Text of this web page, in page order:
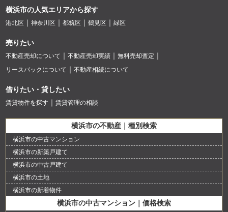
横浜市の人気エリアから探す
港北区 神奈川区 都筑区 鶴見区 緑区
売りたい
不動産売却について 不動産売却実績
無料売却査定
リースバックについて
不動産相続について
借りたい・貸したい
賃貸物件を探す 賃貸管理の相談
横浜市の不動産｜種別検索
横浜市の中古マンション
横浜市の新築戸建て
横浜市の中古戸建て
横浜市の土地
横浜市の新着物件
横浜市の中古マンション｜価格検索